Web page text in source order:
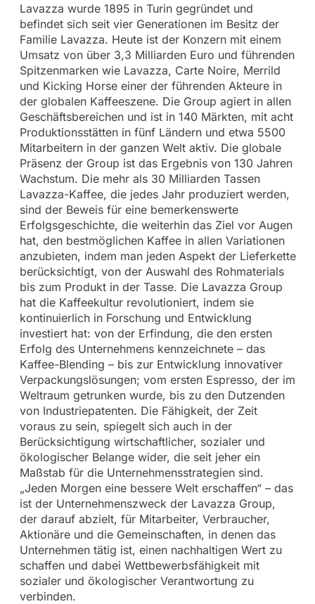
Lavazza wurde 1895 in Turin gegründet und
befindet sich seit vier Generationen im Besitz der
Familie Lavazza. Heute ist der Konzern mit einem
Umsatz von über 3,3 Milliarden Euro und führenden
Spitzenmarken wie Lavazza, Carte Noire, Merrild
und Kicking Horse einer der führenden Akteure in
der globalen Kaffeeszene. Die Group agiert in allen
Geschäftsbereichen und ist in 140 Märkten, mit acht
Produktionsstätten in fünf Ländern und etwa 5500
Mitarbeitern in der ganzen Welt aktiv. Die globale
Präsenz der Group ist das Ergebnis von 130 Jahren
Wachstum. Die mehr als 30 Milliarden Tassen
Lavazza-Kaffee, die jedes Jahr produziert werden,
sind der Beweis für eine bemerkenswerte
Erfolgsgeschichte, die weiterhin das Ziel vor Augen
hat, den bestmöglichen Kaffee in allen Variationen
anzubieten, indem man jeden Aspekt der Lieferkette
berücksichtigt, von der Auswahl des Rohmaterials
bis zum Produkt in der Tasse. Die Lavazza Group
hat die Kaffeekultur revolutioniert, indem sie
kontinuierlich in Forschung und Entwicklung
investiert hat: von der Erfindung, die den ersten
Erfolg des Unternehmens kennzeichnete – das
Kaffee-Blending – bis zur Entwicklung innovativer
Verpackungslösungen; vom ersten Espresso, der im
Weltraum getrunken wurde, bis zu den Dutzenden
von Industriepatenten. Die Fähigkeit, der Zeit
voraus zu sein, spiegelt sich auch in der
Berücksichtigung wirtschaftlicher, sozialer und
ökologischer Belange wider, die seit jeher ein
Maßstab für die Unternehmensstrategien sind.
„Jeden Morgen eine bessere Welt erschaffen“ – das
ist der Unternehmenszweck der Lavazza Group,
der darauf abzielt, für Mitarbeiter, Verbraucher,
Aktionäre und die Gemeinschaften, in denen das
Unternehmen tätig ist, einen nachhaltigen Wert zu
schaffen und dabei Wettbewerbsfähigkeit mit
sozialer und ökologischer Verantwortung zu
verbinden.